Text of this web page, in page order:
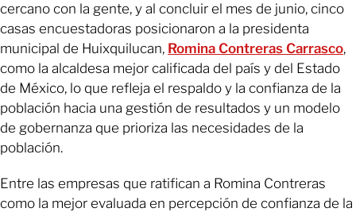
cercano con la gente, y al concluir el mes de junio, cinco
casas encuestadoras posicionaron a la presidenta
municipal de Huixquilucan, Romina Contreras Carrasco,
como la alcaldesa mejor calificada del país y del Estado
de México, lo que refleja el respaldo y la confianza de la
población hacia una gestión de resultados y un modelo
de gobernanza que prioriza las necesidades de la
población.
Entre las empresas que ratifican a Romina Contreras
como la mejor evaluada en percepción de confianza de la